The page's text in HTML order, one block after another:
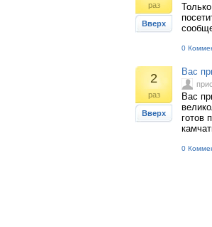
раз
Вверх
0
2
раз
Вверх
Вас
Вас
готов
0